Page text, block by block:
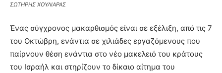
ΣΩΤΗΡΗΣ ΧΟΥΛΙΑΡΑΣ
Ένας σύγχρονος μακαρθισμός είναι σε εξέλιξη, από τις 7
του Οκτώβρη, ενάντια σε χιλιάδες εργαζόμενους που
παίρνουν θέση ενάντια στο νέο μακελειό του κράτους
του Ισραήλ και στηρίζουν το δίκαιο αίτημα του